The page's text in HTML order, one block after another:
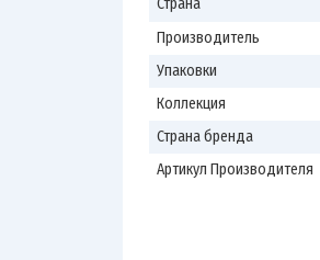
Страна
Производитель
Упаковки
Коллекция
Страна бренда
Артикул Производителя